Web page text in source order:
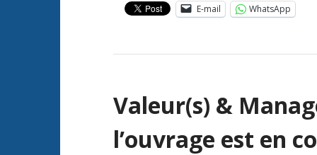
E-mail WhatsApp
Valeur(s) &
l’ouvrage est en